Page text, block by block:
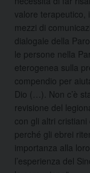
valore terapeutico,
mezzi di
dialogale della
le persone nella
eterogenea sulla
compendio per
Dio (…). Non c’è
revisione del
con gli altri
perché gli ebrei
importanza alla
l’esperienza del